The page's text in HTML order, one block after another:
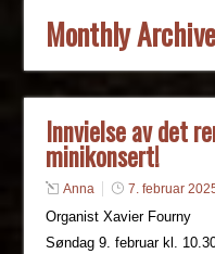
Monthly
Innvielse av det
minikonsert!
Anna 7. februar
Organist Xavier Fourny
Søndag 9. februar kl.